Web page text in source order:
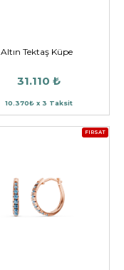
Altın Tektaş Küpe
31.110 ₺
10.370₺ x 3 Taksit
FIRSAT